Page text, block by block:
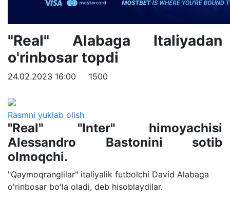
"Real" Alabaga Italiyadan
o'rinbosar topdi
24.02.2023 16:00 1500
Rasmni yuklab olish
"Real" "Inter" himoyachisi
Alessandro Bastonini sotib
olmoqchi.
"Qaymoqranglilar" italiyalik futbolchi David Alabaga
o'rinbosar bo'la oladi, deb hisoblaydilar.